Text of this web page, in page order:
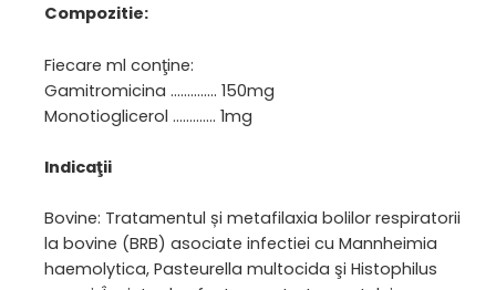
Compozitie:
Fiecare ml conţine:
Gamitromicina ………….. 150mg
Monotioglicerol …………. 1mg
Indicaţii
Bovine: Tratamentul și metafilaxia bolilor respiratorii
la bovine (BRB) asociate infectiei cu Mannheimia
haemolytica, Pasteurella multocida şi Histophilus